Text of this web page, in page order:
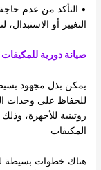
• التأكد من عدم
التغيير أو
صيانة دورية
يمكن بذل مجهود
للحفاظ على وحدات
روتينية للأجهزة،
المكيفات
هناك خطوات بسيطة